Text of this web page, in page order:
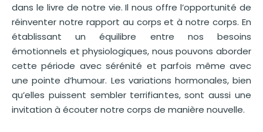
dans le livre de notre vie. Il nous offre l’opportunité de
réinventer notre rapport au corps et à notre corps. En
établissant un équilibre entre nos besoins
émotionnels et physiologiques, nous pouvons aborder
cette période avec sérénité et parfois même avec
une pointe d’humour. Les variations hormonales, bien
qu’elles puissent sembler terrifiantes, sont aussi une
invitation à écouter notre corps de manière nouvelle.